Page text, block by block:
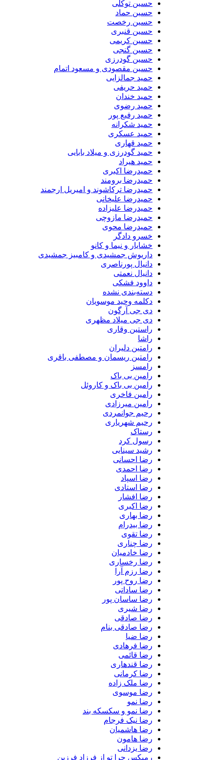
حسین توکلی
حسین حماد
حسین رخصت
حسین قنبری
حسین کریمی
حسین گنجی
حسین گودرزی
حسین مقصودی و مسعود اتمام
حمید جمالزایی
حمید حریفی
حمید خندان
حمید رضوی
حمید رفیع پور
حمید شکرانه
حمید عسکری
حمید قهاری
حمید گودرزی و میلاد بابایی
حمید هیراد
حمیدرضا اکبری
حمیدرضا برومند
حمیدرضا ترکاشوند و امیریل ارجمند
حمیدرضا علیخانی
حمیدرضا علیزاده
حمیدرضا مازوچی
حمیدرضا محوی
خسرو دادگر
خشایار و نیما و کانو
داریوش جمشیدی و کامبیز جمشیدی
دانیال پورناصری
دانیال نعمتی
داوود فشکی
دسته‌بندی نشده
دکلمه وحید موسویان
دی جی آرگون
دی جی میلاد مظهری
راستین وقاری
رامتین دلیران
رامتین ریسمان و مصطفی باقری
رامین بی باک
رامین بی باک و کاروئل
رامین فاخری
رامین میرزادی
رحیم جوانمردی
رحیم شهریاری
رستاک
رسول کرد
رشید سینایی
رضا احسانی
رضا احمدی
رضا اسپاد
رضا استادی
رضا افشار
رضا اکبری
رضا بهاری
رضا بیدرام
رضا تقوی
رضا چناری
رضا خادمیان
رضا رخساری
رضا رزم آرا
رضا روح پور
رضا ساداتی
رضا ساسان پور
رضا شیری
رضا صادقی
رضا صادقی بنام
رضا ضیا
رضا فرهادی
رضا قائمی
رضا قندهاری
رضا کرمانی
رضا ملک زاده
رضا موسوی
رضا نمو
رضا نمو و سکسکه بند
رضا نیک فرجام
رضا هاشمیان
رضا هامون
رضا یزدانی
رمیکس چرا تو از فرزاد فرزین